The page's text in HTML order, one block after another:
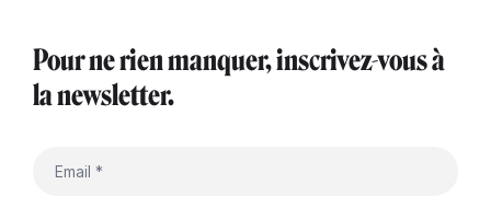
Pour ne rien manquer, inscrivez-vous à
la newsletter.